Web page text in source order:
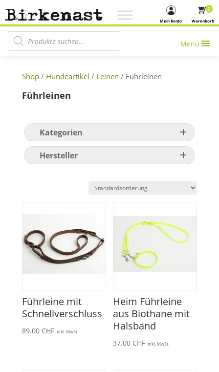
Warenkorb
0
Mein Konto
Products search
Menü
Shop/ Hundeartikel / Leinen / Führleinen
Führleinen
Kategorien
Hersteller
Führleine mit
Schnellverschluss
89.00 CHF inkl. MwSt.
Heim Führleine
aus Biothane mit
Halsband
37.00 CHF inkl. MwSt.